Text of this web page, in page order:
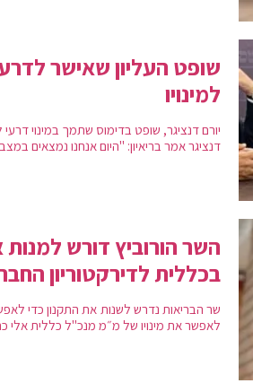
שופט העליון שאישר
למינויו
יורם דנציגר, שופט בדימוס שתמך במינוי
דנציגר אמר בריאיון: "היום אנחנו נמצאים
השר הורוביץ דורש
בכללית לדירקטוריון
שר הבריאות נדרש לשנות את התקנון כדי
לאפשר את מינויו של מ״מ מנכ"ל כללית אלי